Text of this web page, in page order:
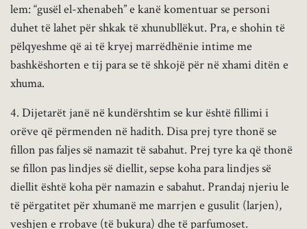
lem: “gusël el-xhenabeh” e kanë komentuar se personi
duhet të lahet për shkak të xhunubllëkut. Pra, e shohin të
pëlqyeshme që ai të kryej marrëdhënie intime me
bashkëshorten e tij para se të shkojë për në xhami ditën e
xhuma.
4. Dijetarët janë në kundërshtim se kur është fillimi i
orëve që përmenden në hadith. Disa prej tyre thonë se
fillon pas faljes së namazit të sabahut. Prej tyre ka që thonë
se fillon pas lindjes së diellit, sepse koha para lindjes së
diellit është koha për namazin e sabahut. Prandaj njeriu le
të përgatitet për xhumanë me marrjen e gusulit (larjen),
veshjen e rrobave (të bukura) dhe të parfumoset.